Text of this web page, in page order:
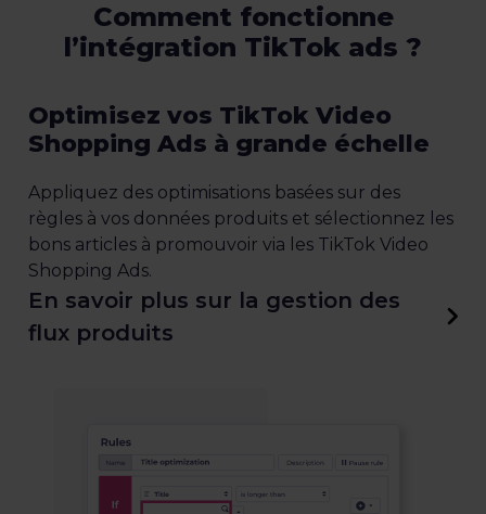
Comment fonctionne
l’intégration TikTok ads ?
Optimisez vos TikTok Video
Shopping Ads à grande échelle
Appliquez des optimisations basées sur des
règles à vos données produits et sélectionnez les
bons articles à promouvoir via les TikTok Video
Shopping Ads.
En savoir plus sur la gestion des
flux produits